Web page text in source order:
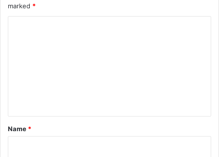
marked *
*
Name *